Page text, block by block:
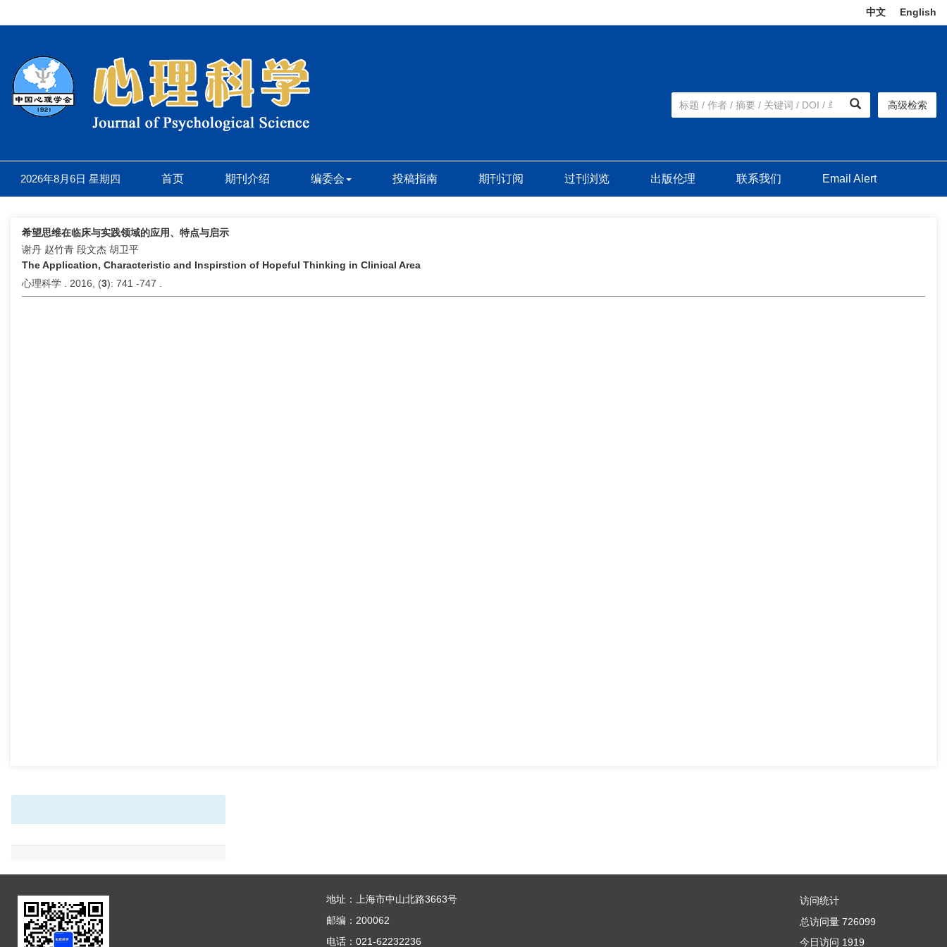
中文 English
高级检索
2026年8月6日 星期四 首页 期刊介绍 编委会 投稿指南 期刊订阅 过刊浏览 出版伦理 联系我们 Email Alert
希望思维在临床与实践领域的应用、特点与启示
谢丹 赵竹青 段文杰 胡卫平
The Application, Characteristic and Inspirstion of Hopeful Thinking in Clinical Area
心理科学 . 2016, (3): 741 -747 .
地址：上海市中山北路3663号
邮编：200062
电话：021-62232236
访问统计
总访问量 726099
今日访问 1919